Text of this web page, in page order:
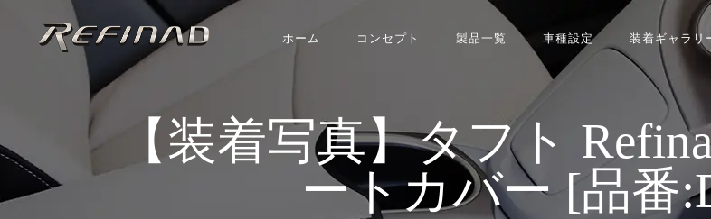
ホーム コンセプト 製品一覧 車種設定 装着ギャラリ
【装着写真】タフト
ートカバー [品番